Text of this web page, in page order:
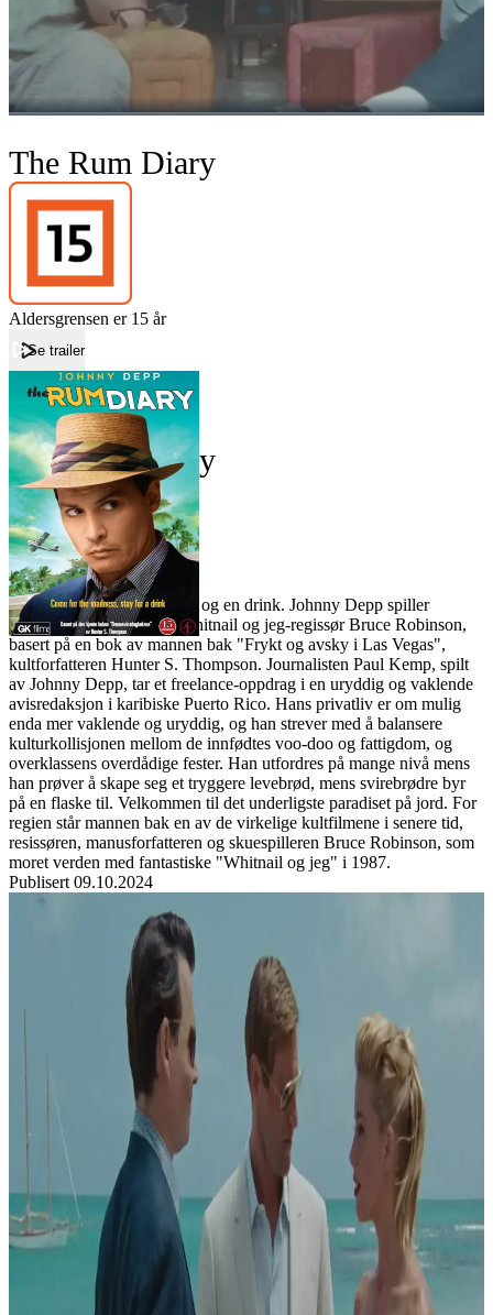
The Rum Diary
Aldersgrensen er 15 år
Se trailer
ForsideThe Rum Diary
The Rum Diary
Film
Forfatter:
Leverandør:
Norgesfilm AS
Lisens:
Stikk innom for litt galskap og en drink. Johnny Depp spiller
hovedrollen i en film av Whitnail og jeg-regissør Bruce Robinson,
basert på en bok av mannen bak "Frykt og avsky i Las Vegas",
kultforfatteren Hunter S. Thompson. Journalisten Paul Kemp, spilt
av Johnny Depp, tar et freelance-oppdrag i en uryddig og vaklende
avisredaksjon i karibiske Puerto Rico. Hans privatliv er om mulig
enda mer vaklende og uryddig, og han strever med å balansere
kulturkollisjonen mellom de innfødtes voo-doo og fattigdom, og
overklassens overdådige fester. Han utfordres på mange nivå mens
han prøver å skape seg et tryggere levebrød, mens svirebrødre byr
på en flaske til. Velkommen til det underligste paradiset på jord. For
regien står mannen bak en av de virkelige kultfilmene i senere tid,
resissøren, manusforfatteren og skuespilleren Bruce Robinson, som
moret verden med fantastiske "Whitnail og jeg" i 1987.
Publisert 09.10.2024